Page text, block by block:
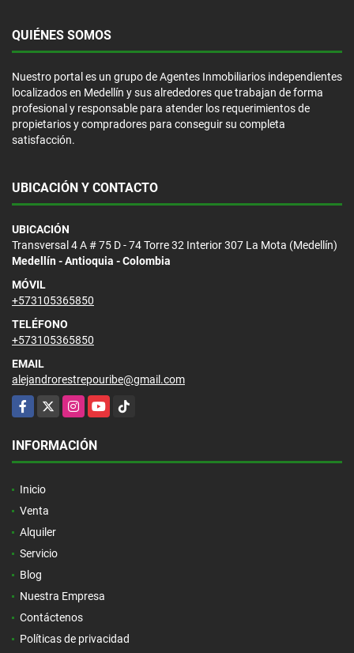
QUIÉNES SOMOS
Nuestro portal es un grupo de Agentes Inmobiliarios independientes
localizados en Medellín y sus alrededores que trabajan de forma
profesional y responsable para atender los requerimientos de
propietarios y compradores para conseguir su completa
satisfacción.
UBICACIÓN Y CONTACTO
UBICACIÓN
Transversal 4 A # 75 D - 74 Torre 32 Interior 307 La Mota (Medellín)
Medellín - Antioquia - Colombia
MÓVIL
+573105365850
TELÉFONO
+573105365850
EMAIL
alejandrorestrepouribe@gmail.com
Facebook
X InstagramYouTubeTikTok
INFORMACIÓN
Inicio
Venta
Alquiler
Servicio
Blog
Nuestra Empresa
Contáctenos
Políticas de privacidad